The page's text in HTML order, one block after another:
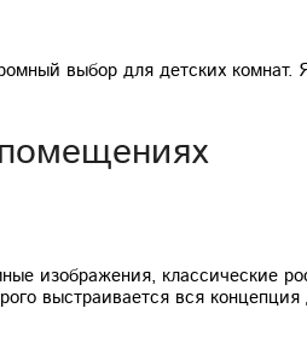
выбор для детских
изображения, классические
выстраивается вся